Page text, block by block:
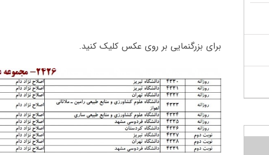
برای بزرگنمایی بر روی عکس کلیک کنید.